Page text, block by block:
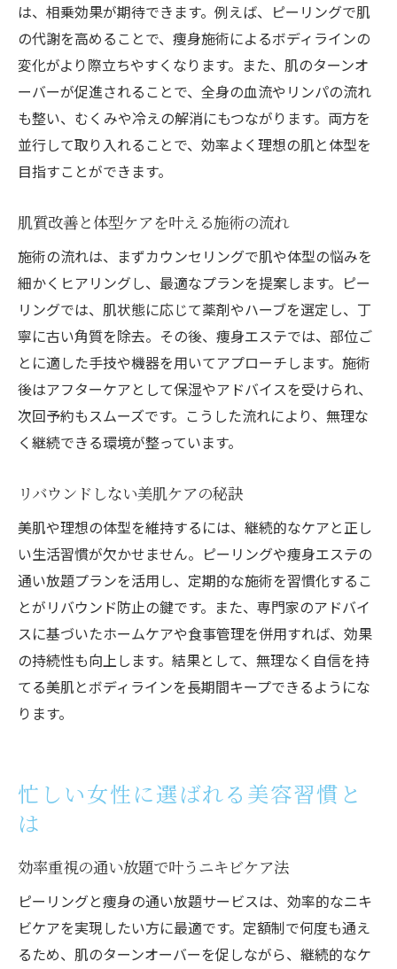
は、相乗効果が期待できます。例えば、ピーリングで肌
の代謝を高めることで、痩身施術によるボディラインの
変化がより際立ちやすくなります。また、肌のターンオ
ーバーが促進されることで、全身の血流やリンパの流れ
も整い、むくみや冷えの解消にもつながります。両方を
並行して取り入れることで、効率よく理想の肌と体型を
目指すことができます。
肌質改善と体型ケアを叶える施術の流れ
施術の流れは、まずカウンセリングで肌や体型の悩みを
細かくヒアリングし、最適なプランを提案します。ピー
リングでは、肌状態に応じて薬剤やハーブを選定し、丁
寧に古い角質を除去。その後、痩身エステでは、部位ご
とに適した手技や機器を用いてアプローチします。施術
後はアフターケアとして保湿やアドバイスを受けられ、
次回予約もスムーズです。こうした流れにより、無理な
く継続できる環境が整っています。
リバウンドしない美肌ケアの秘訣
美肌や理想の体型を維持するには、継続的なケアと正し
い生活習慣が欠かせません。ピーリングや痩身エステの
通い放題プランを活用し、定期的な施術を習慣化するこ
とがリバウンド防止の鍵です。また、専門家のアドバイ
スに基づいたホームケアや食事管理を併用すれば、効果
の持続性も向上します。結果として、無理なく自信を持
てる美肌とボディラインを長期間キープできるようにな
ります。
忙しい女性に選ばれる美容習慣と
は
効率重視の通い放題で叶うニキビケア法
ピーリングと痩身の通い放題サービスは、効率的なニキ
ビケアを実現したい方に最適です。定額制で何度も通え
るため、肌のターンオーバーを促しながら、継続的なケ